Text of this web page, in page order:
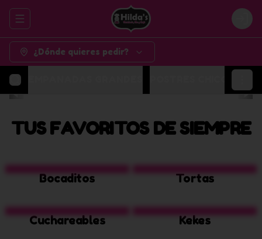
Abrir menu de navegación
¿Dónde quieres pedir?
TUS FAVORITOS DE SIEMPRE
Bocaditos Tortas
Cuchareables Kekes